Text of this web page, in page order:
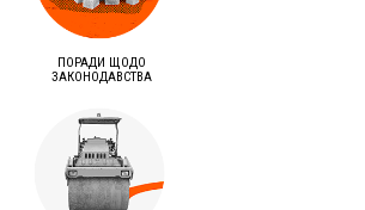
ПОРАДИ ЩОДО
ЗАКОНОДАВСТВА